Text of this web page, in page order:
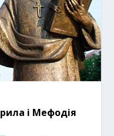
і Мефодія